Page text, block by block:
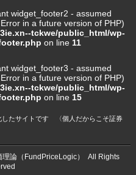
widget_footer2 - assumed
in a future version of PHP)
tckwe/public_html/wp-
on line 11
widget_footer3 - assumed
in a future version of PHP)
tckwe/public_html/wp-
on line 15
したサイトです 〈個人だからこそ証券
論（FundPriceLogic）
All Rights